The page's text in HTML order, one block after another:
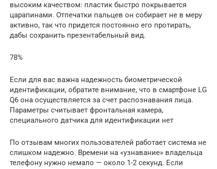
высоким качеством: пластик быстро покрывается
царапинами. Отпечатки пальцев он собирает не в меру
активно, так что придется постоянно его протирать,
дабы сохранить презентабельный вид.
78%
Если для вас важна надежность биометрической
идентификации, обратите внимание, что в смартфоне LG
Q6 она осуществляется за счет распознавания лица.
Параметры считывает фронтальная камера,
специального датчика для идентификации нет
По отзывам многих пользователей работает система не
слишком надежно. Времени на «узнавание» владельца
телефону нужно немало — около 1-2 секунд. Если